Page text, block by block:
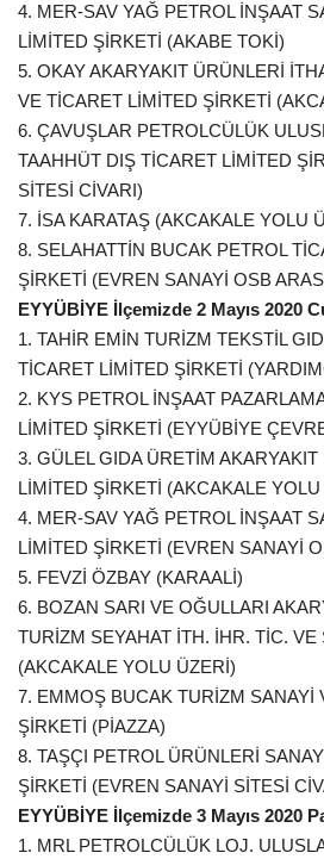
İletişim
Kültür Sanat
4. MER-SAV YAĞ PETROL İNŞAAT
LİMİTED ŞİRKETİ (AKABE TOKİ)
5. OKAY AKARYAKIT ÜRÜNLERİ
VE TİCARET LİMİTED ŞİRKETİ
6. ÇAVUŞLAR PETROLCÜLÜK
TAAHHÜT DIŞ TİCARET LİMİTED
SİTESİ CİVARI)
7. İSA KARATAŞ (AKCAKALE YOLU
8. SELAHATTİN BUCAK PETROL
ŞİRKETİ (EVREN SANAYİ OSB
EYYÜBİYE İlçemizde 2 Mayıs 2020
1. TAHİR EMİN TURİZM TEKSTİL
TİCARET LİMİTED ŞİRKETİ
2. KYS PETROL İNŞAAT
LİMİTED ŞİRKETİ (EYYÜBİYE
3. GÜLEL GIDA ÜRETİM
LİMİTED ŞİRKETİ (AKCAKALE
4. MER-SAV YAĞ PETROL İNŞAAT
LİMİTED ŞİRKETİ (EVREN SANAYİ
5. FEVZİ ÖZBAY (KARAALİ)
6. BOZAN SARI VE OĞULLARI
TURİZM SEYAHAT İTH. İHR. TİC. VE
(AKCAKALE YOLU ÜZERİ)
7. EMMOŞ BUCAK TURİZM SANAYİ
ŞİRKETİ (PİAZZA)
8. TAŞÇI PETROL ÜRÜNLERİ
ŞİRKETİ (EVREN SANAYİ SİTESİ
EYYÜBİYE İlçemizde 3 Mayıs 2020
1. MRL PETROLCÜLÜK LOJ.